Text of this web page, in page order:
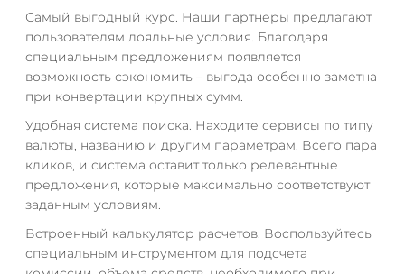
Verge (XVG)
WAVES
ERC20
Yearn.finance (YFI)
Zcash (ZEC)
Счет ИП/ООО
EUR
Тинькофф
RUB
QR RUB
УкрСиббанк UAH
Фридом Банк KZT
Элкарт KGS
Самый выгодный курс. Наши партнеры предлагают
пользователям лояльные условия. Благодаря
специальным предложениям появляется
возможность сэкономить – выгода особенно заметна
при конвертации крупных сумм.
Удобная система поиска. Находите сервисы по типу
валюты, названию и другим параметрам. Всего пара
кликов, и система оставит только релевантные
предложения, которые максимально соответствуют
заданным условиям.
Встроенный калькулятор расчетов. Воспользуйтесь
специальным инструментом для подсчета